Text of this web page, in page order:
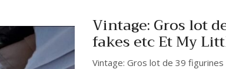
Vintage: Gros lot
fakes etc Et My
Vintage: Gros lot de 39